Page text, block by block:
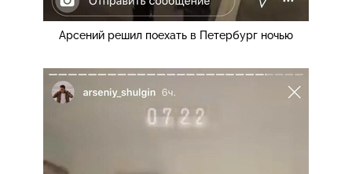
Арсений решил поехать в Петербург ночью